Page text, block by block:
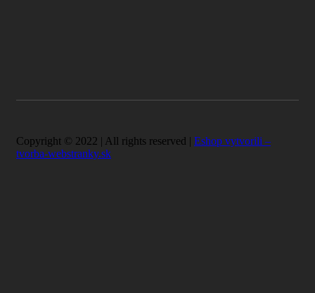
Copyright © 2022 | All rights reserved | Eshop vytvorili –
tvorba-webstranky.sk